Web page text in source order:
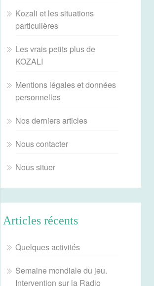
Kozali et les situations
particulières
Les vrais petits plus de
KOZALI
Mentions légales et données
personnelles
Nos derniers articles
Nous contacter
Nous situer
Articles récents
Quelques activités
Semaine mondiale du jeu.
Intervention sur la Radio